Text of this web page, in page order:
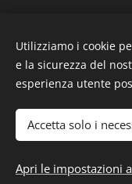
Powered
Utilizziamo i cookie
e la sicurezza del
esperienza utente
Accetta solo i
Apri le impostazioni